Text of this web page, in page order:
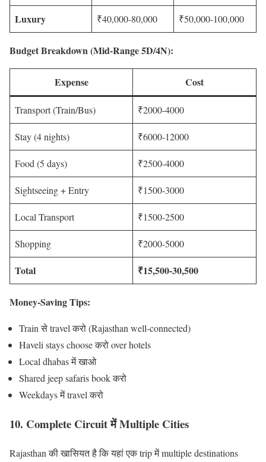
Luxury ₹40,000-80,000 ₹50,000-100,000
Budget Breakdown (Mid-Range 5D/4N):
Expense Cost
Transport (Train/Bus) ₹2000-4000
Stay (4 nights) ₹6000-12000
Food (5 days) ₹2500-4000
Sightseeing + Entry ₹1500-3000
Local Transport ₹1500-2500
Shopping ₹2000-5000
Total ₹15,500-30,500
Money-Saving Tips:
Train से travel करो (Rajasthan well-connected)
Haveli stays choose करो over hotels
Local dhabas में खाओ
Shared jeep safaris book करो
Weekdays में travel करो
10. Complete Circuit में Multiple Cities
Rajasthan की खासियत है कि यहां एक trip में multiple destinations